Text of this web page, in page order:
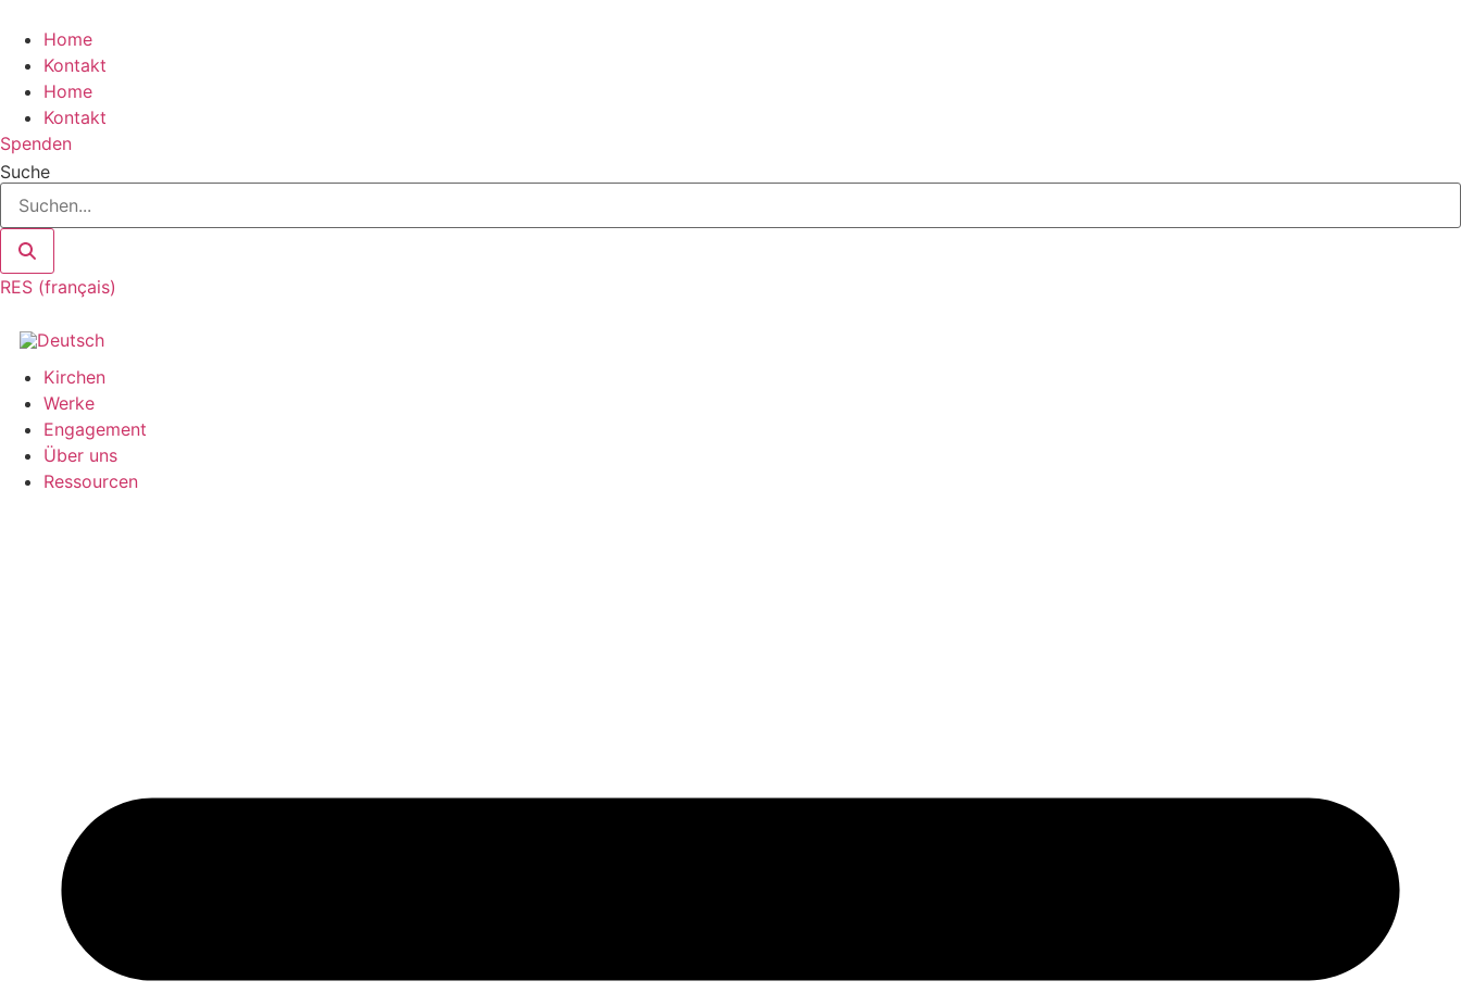
Inhalt
springen
Home
Kontakt
Home
Kontakt
Spenden
Suche
RES (français)
Kirchen
Werke
Engagement
Über uns
Ressourcen